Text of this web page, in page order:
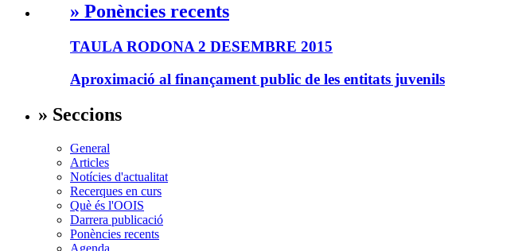
» Ponències recents
TAULA RODONA 2 DESEMBRE 2015
Aproximació al finançament public de les entitats juvenils
» Seccions
General
Articles
Notícies d'actualitat
Recerques en curs
Què és l'OOIS
Darrera publicació
Ponències recents
Agenda